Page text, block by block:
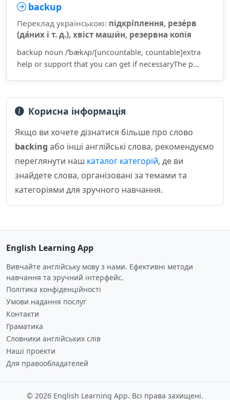
backup
Переклад українською: підкрі́плення, резе́рв
(да́них і т. д.), хвіст маши́н, резервна копія
backup noun /ˈbækʌp/[uncountable, countable]extra
help or support that you can get if necessaryThe p...
Корисна інформація
Якщо ви хочете дізнатися більше про слово
backing або інші англійські слова, рекомендуємо
переглянути наш каталог категорій, де ви
знайдете слова, організовані за темами та
категоріями для зручного навчання.
English Learning App
Вивчайте англійську мову з нами. Ефективні методи
навчання та зручний інтерфейс.
Політика конфіденційності
Умови надання послуг
Контакти
Граматика
Словники англійських слів
Наші проекти
Для правообладателей
© 2026 English Learning App. Всі права захищені.